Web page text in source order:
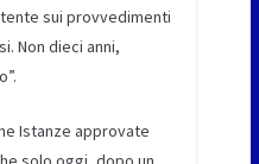
sui provvedimenti
Non dieci anni,
Istanze approvate